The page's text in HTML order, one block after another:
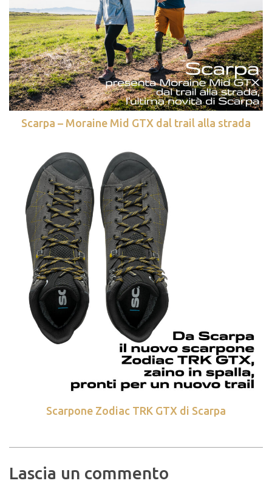
Scarpa – Moraine Mid GTX dal trail alla strada
Scarpone Zodiac TRK GTX di Scarpa
Lascia un commento